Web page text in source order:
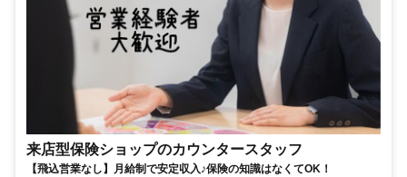
来店型保険ショップのカウンタースタッフ
【飛込営業なし】月給制で安定収入♪保険の知識はなくてOK！